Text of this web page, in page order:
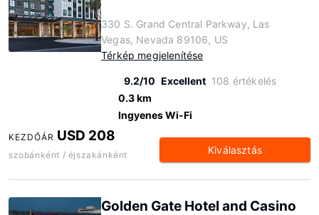
330 S. Grand Central Parkway, Las
Vegas, Nevada 89106, US
Térkép megjelenítése
9.2/10 Excellent 108 értékelés
0.3 km
Ingyenes Wi-Fi
KEZDŐÁR USD 208
szobánként / éjszakánként Kiválasztás
Golden Gate Hotel and Casino